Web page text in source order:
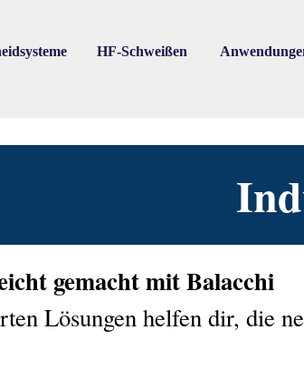
▼ ▼
HF-Schweißen ▼
gemacht mit Balacchi
Lösungen helfen dir, die